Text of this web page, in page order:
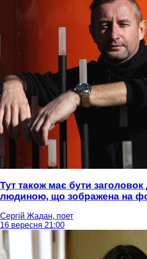
Тут також має бути заголовок
людиною, що зображена на
Сергій Жадан, поет
16 вересня 21:00